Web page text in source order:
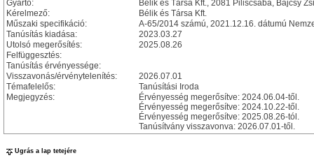
Gyártó:
Bélik és Társa Kft., 2081 Piliscsaba, Bajcsy
Kérelmező:
Bélik és Társa Kft.
Műszaki specifikáció:
A-65/2014 számú, 2021.12.16. dátumú
Tanúsítás kiadása:
2023.03.27
Utolsó megerősítés:
2025.08.26
Felfüggesztés:
Tanúsítás érvényessége:
Visszavonás/érvénytelenítés:
2026.07.01
Témafelelős:
Tanúsítási Iroda
Megjegyzés:
Érvényesség megerősítve: 2024.06.04-től.
Érvényesség megerősítve: 2024.10.22-től.
Érvényesség megerősítve: 2025.08.26-tól.
Tanúsítvány visszavonva: 2026.07.01-től.
Ugrás a lap tetejére